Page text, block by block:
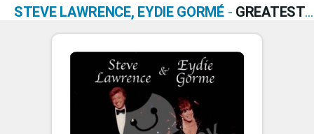
STEVE LAWRENCE, EYDIE GORMÉ- GREATEST HITS VOL. 2